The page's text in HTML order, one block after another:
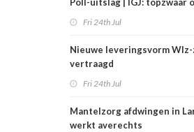
Fri 24th Jul
Nieuwe leveringsvorm
vertraagd
Fri 24th Jul
Mantelzorg afdwingen in
werkt averechts